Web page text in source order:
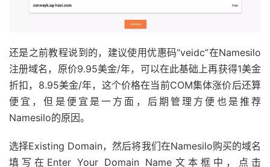
还是之前教程说到的，建议使用优惠码“veidc”在Namesilo
注册域名，原价9.95美金/年，可以在此基础上再获得1美金
折扣，8.95美金/年，这个价格在当前COM集体涨价后还算
便宜，但是便宜是一方面，后期管理方便也是推荐
Namesilo的原因。
选择Existing Domain，然后将我们在Namesilo购买的域名
填写在Enter Your Domain Name文本框中，点击